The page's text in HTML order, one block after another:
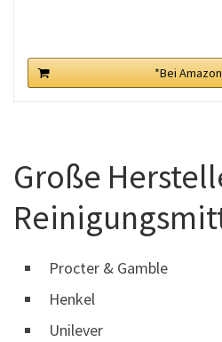
*Bei
Große
Procter & Gamble
Henkel
Unilever